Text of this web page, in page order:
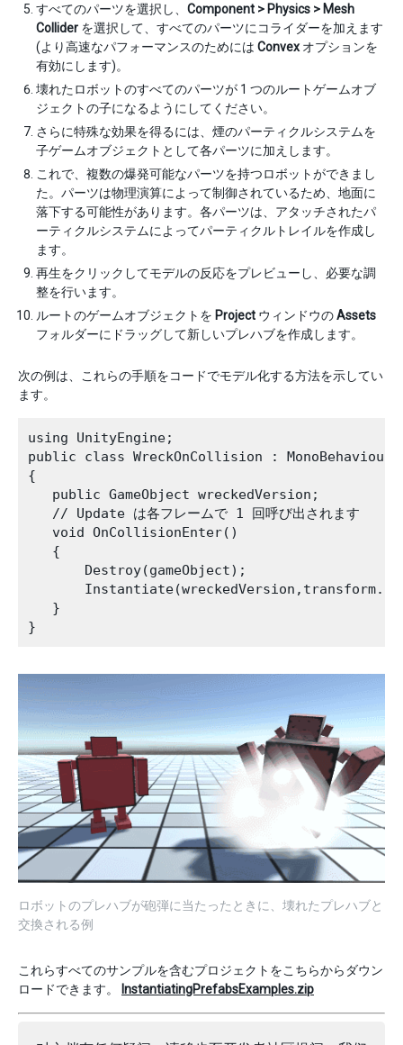
すべてのパーツを選択し、 Component > Physics > Mesh
Collider を選択して、すべてのパーツにコライダーを加えます
(より高速なパフォーマンスのためには Convex オプションを
有効にします)。
壊れたロボットのすべてのパーツが 1 つのルートゲームオブ
ジェクトの子になるようにしてください。
さらに特殊な効果を得るには、煙のパーティクルシステムを
子ゲームオブジェクトとして各パーツに加えします。
これで、複数の爆発可能なパーツを持つロボットができまし
た。パーツは物理演算によって制御されているため、地面に
落下する可能性があります。各パーツは、アタッチされたパ
ーティクルシステムによってパーティクルトレイルを作成し
ます。
再生をクリックしてモデルの反応をプレビューし、必要な調
整を行います。
ルートのゲームオブジェクトを Project ウィンドウのAssets
フォルダーにドラッグして新しいプレハブを作成します。
次の例は、これらの手順をコードでモデル化する方法を示してい
ます。
using UnityEngine;
public class WreckOnCollision : MonoBehaviour
{
   public GameObject wreckedVersion;
   // Update は各フレームで 1 回呼び出されます
   void OnCollisionEnter()
   {
       Destroy(gameObject);
   }
ロボットのプレハブが砲弾に当たったときに、壊れたプレハブと
交換される例
これらすべてのサンプルを含むプロジェクトをこちらからダウン
ロードできます。
InstantiatingPrefabsExamples.zip